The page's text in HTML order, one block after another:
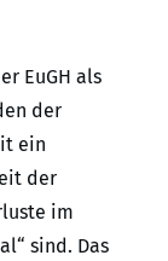
EuGH als
der
ein
der
im
sind. Das